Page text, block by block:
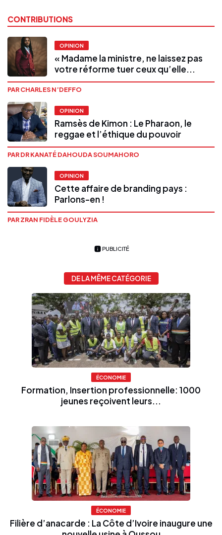
CONTRIBUTIONS
OPINION
« Madame la ministre, ne laissez pas
votre réforme tuer ceux qu’elle...
PAR CHARLES N’DEFFO
OPINION
Ramsès de Kimon : Le Pharaon, le
reggae et l’éthique du pouvoir
PAR DR KANATÉ DAHOUDA SOUMAHORO
OPINION
Cette affaire de branding pays :
Parlons-en !
PAR ZRAN FIDÈLE GOULYZIA
PUBLICITÉ
DE LA MÊME CATÉGORIE
ÉCONOMIE
Formation, Insertion professionnelle: 1000
jeunes reçoivent leurs...
ÉCONOMIE
Filière d’anacarde : La Côte d’Ivoire inaugure une